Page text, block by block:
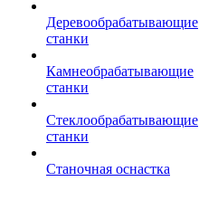
Деревообрабатывающие
станки
Камнеобрабатывающие
станки
Стеклообрабатывающие
станки
Станочная оснастка